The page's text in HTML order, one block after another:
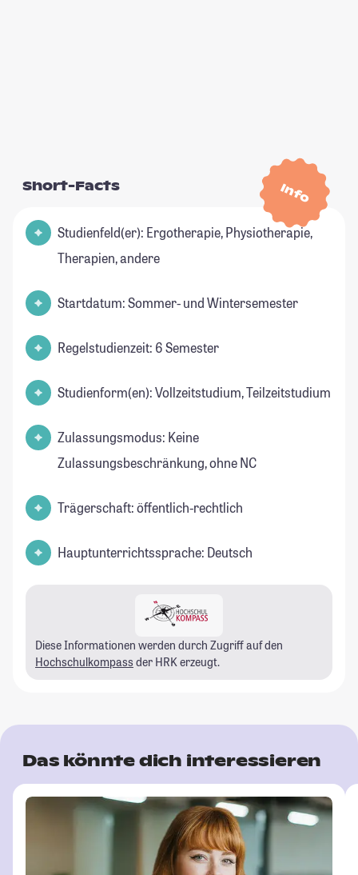
Info
Short-Facts
Studienfeld(er): Ergotherapie, Physiotherapie,
Therapien, andere
Startdatum: Sommer- und Wintersemester
Regelstudienzeit: 6 Semester
Studienform(en): Vollzeitstudium, Teilzeitstudium
Zulassungsmodus: Keine
Zulassungsbeschränkung, ohne NC
Trägerschaft: öffentlich-rechtlich
Hauptunterrichtssprache: Deutsch
Diese Informationen werden durch Zugriff auf den
Hochschulkompass der HRK erzeugt.
Das könnte dich interessieren